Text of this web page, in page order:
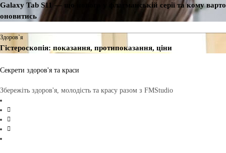
Galaxy Tab S11 — що нового у флагманській серії та кому варто
оновитись
Здоров`я
Гістероскопія: показання, протипоказання, ціни
Секрети здоров'я та краси
Збережіть здоров'я, молодість та красу разом з FMStudio